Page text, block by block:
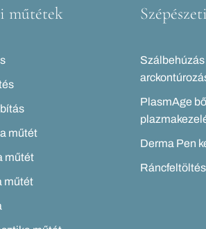
műtétek
műtét
műtét
műtét
PlasmAge
Derma Pen
Ráncfeltöltés